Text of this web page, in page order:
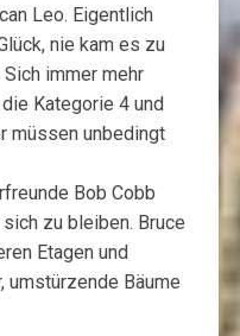
Leo. Eigentlich
nie kam es zu
immer mehr
Kategorie 4 und
müssen unbedingt
Bob Cobb
zu bleiben. Bruce
Etagen und
umstürzende Bäume